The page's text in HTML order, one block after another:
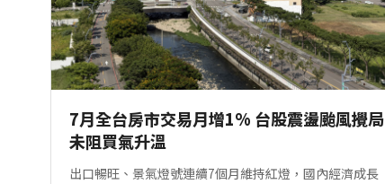
7月全台房市交易月增1% 台股震盪颱風攪局
未阻買氣升溫
出口暢旺、景氣燈號連續7個月維持紅燈，國內經濟成長